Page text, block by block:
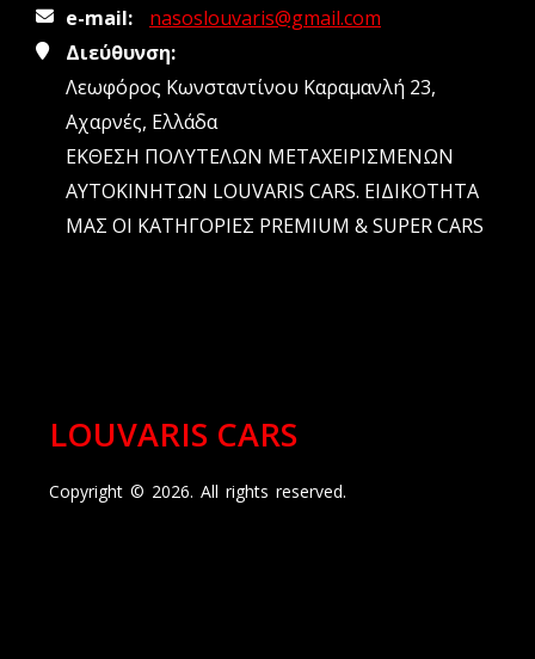
e-mail:
nasoslouvaris@gmail.com
Διεύθυνση:
Λεωφόρος Κωνσταντίνου Καραμανλή 23,
Αχαρνές, Ελλάδα
ΕΚΘΕΣΗ ΠΟΛΥΤΕΛΩΝ ΜΕΤΑΧΕΙΡΙΣΜΕΝΩΝ
ΑΥΤΟΚΙΝΗΤΩΝ LOUVARIS CARS. ΕΙΔΙΚΟΤΗΤΑ
ΜΑΣ ΟΙ ΚΑΤΗΓΟΡΙΕΣ PREMIUM & SUPER CARS
LOUVARIS CARS
Copyright © 2026. All rights reserved.